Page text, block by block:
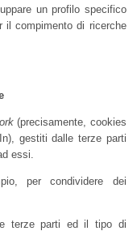
un profilo specifico
il compimento di ricerche
(precisamente, cookies
gestiti dalle terze parti
essi.
per condividere dei
terze parti ed il tipo di